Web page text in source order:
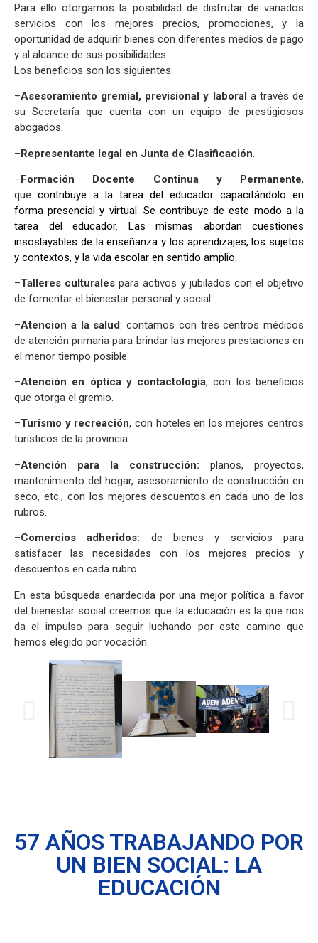
Para ello otorgamos la posibilidad de disfrutar de variados
servicios con los mejores precios, promociones, y la
oportunidad de adquirir bienes con diferentes medios de pago
y al alcance de sus posibilidades.
Los beneficios son los siguientes:
–Asesoramiento gremial, previsional y laboral a través de
su Secretaría que cuenta con un equipo de prestigiosos
abogados.
–Representante legal en Junta de Clasificación
–Formación Docente Continua y Permanente,
que contribuye a la tarea del educador capacitándolo en
forma presencial y virtual. Se contribuye de este modo a la
tarea del educador. Las mismas abordan cuestiones
insoslayables de la enseñanza y los aprendizajes, los sujetos
y contextos, y la vida escolar en sentido amplio.
–Talleres culturales para activos y jubilados con el objetivo
de fomentar el bienestar personal y social.
–Atención a la salud: contamos con tres centros médicos
de atención primaria para brindar las mejores prestaciones en
el menor tiempo posible.
–Atención en óptica y contactología, con los beneficios
que otorga el gremio.
–Turismo y recreación, con hoteles en los mejores centros
turísticos de la provincia.
–Atención para la construcción: planos, proyectos,
mantenimiento del hogar, asesoramiento de construcción en
seco, etc., con los mejores descuentos en cada uno de los
rubros.
–Comercios adheridos: de bienes y servicios para
satisfacer las necesidades con los mejores precios y
descuentos en cada rubro.
En esta búsqueda enardecida por una mejor política a favor
del bienestar social creemos que la educación es la que nos
da el impulso para seguir luchando por este camino que
hemos elegido por vocación.
57 AÑOS TRABAJANDO POR
UN BIEN SOCIAL: LA
EDUCACIÓN